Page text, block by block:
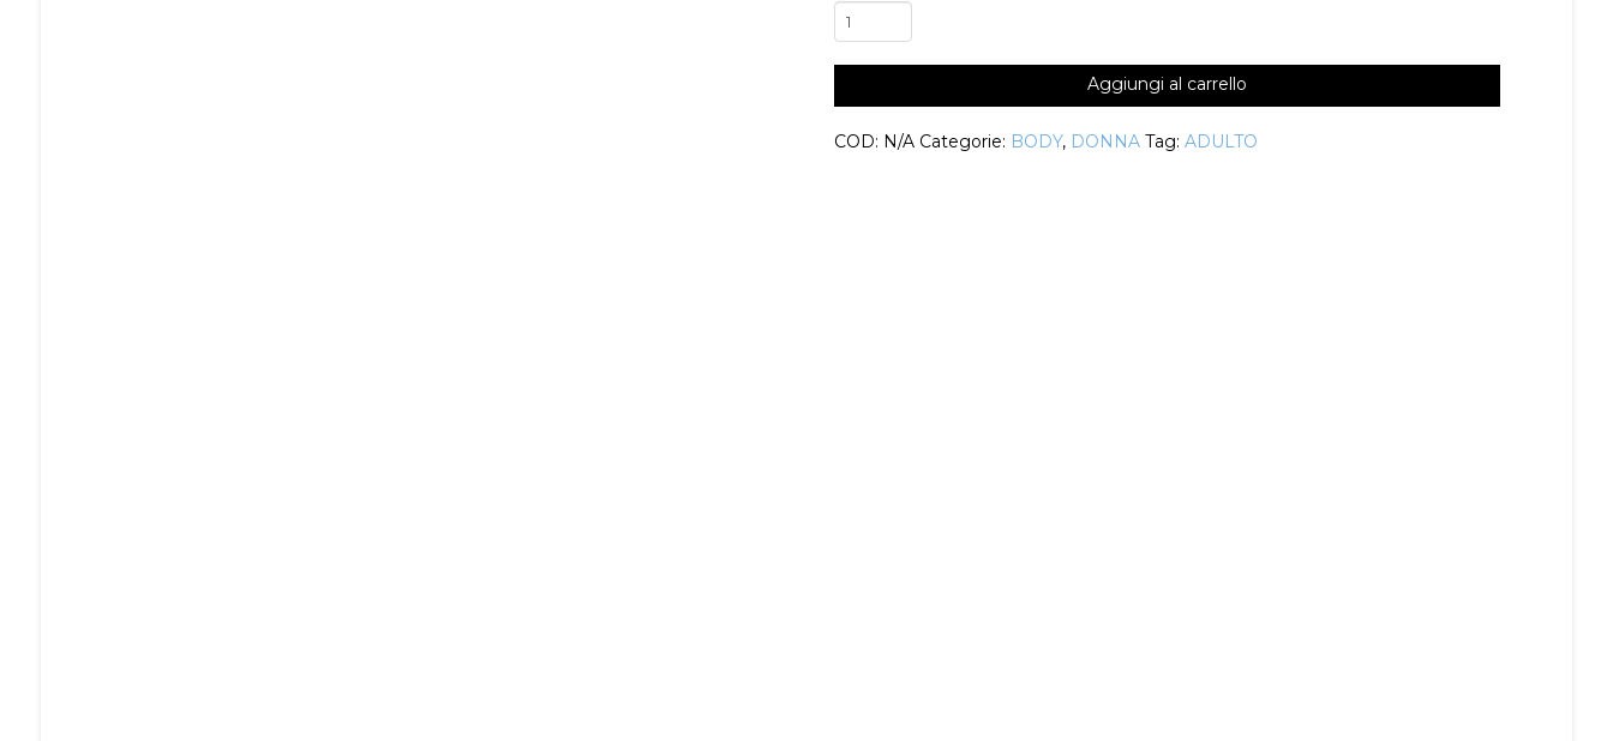
Body
Danza
Classica
quantità
Aggiungi al carrello
COD: N/A Categorie: BODY, DONNA Tag:ADULTO